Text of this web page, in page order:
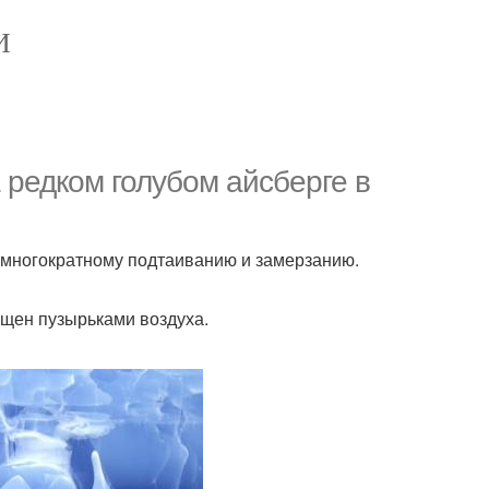
голубом айсберге в
подтаиванию и замерзанию.
пузырьками воздуха.